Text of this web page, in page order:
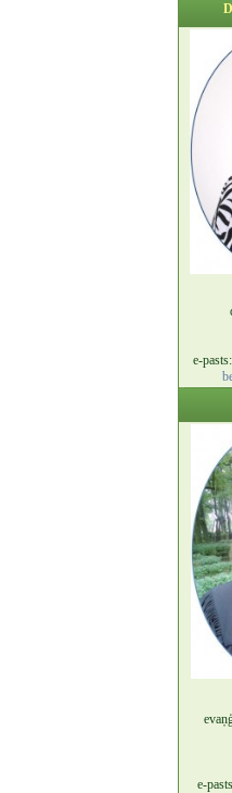
e-pasts:
e-